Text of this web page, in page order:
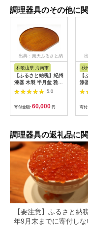
調理器具のその他に
出典：楽天ふるさと納
税
和歌山県 海南市
【ふるさと納税】紀州
漆器 木製 半月盆 雅塗
3枚組［YS158］
5.0
寄付金額: 60,000 円
秋
【
漆
寄
調理器具の返礼品に
【要注意】ふるさと納
年9月末までに寄付しな